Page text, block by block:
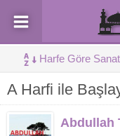
Harfe Göre
A Harfi ile
Abdullah